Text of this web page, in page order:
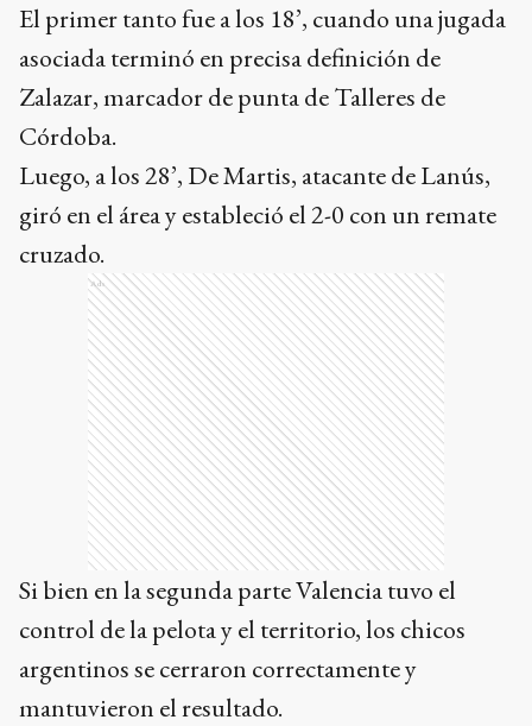
El primer tanto fue a los 18’, cuando una jugada
asociada terminó en precisa definición de
Zalazar, marcador de punta de Talleres de
Córdoba.
Luego, a los 28’, De Martis, atacante de Lanús,
giró en el área y estableció el 2-0 con un remate
cruzado.
Ads
Si bien en la segunda parte Valencia tuvo el
control de la pelota y el territorio, los chicos
argentinos se cerraron correctamente y
mantuvieron el resultado.